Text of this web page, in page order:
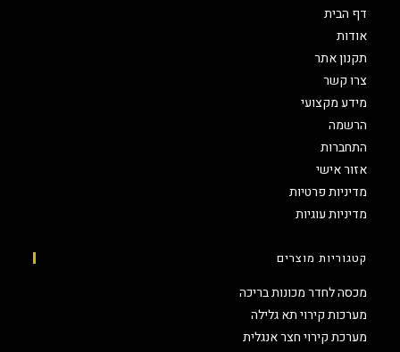
דף הבית
אודות
תקנון אתר
צרו קשר
מידע מקצועי
הרשמה
התחברות
אזור אישי
מדיניות פרטיות
מדיניות עוגיות
קטגוריות מוצרים
מכסה לחדר מכונות בריכה
מערכות קירוי תא גלילה
מערכת קירוי חצר אנגלית